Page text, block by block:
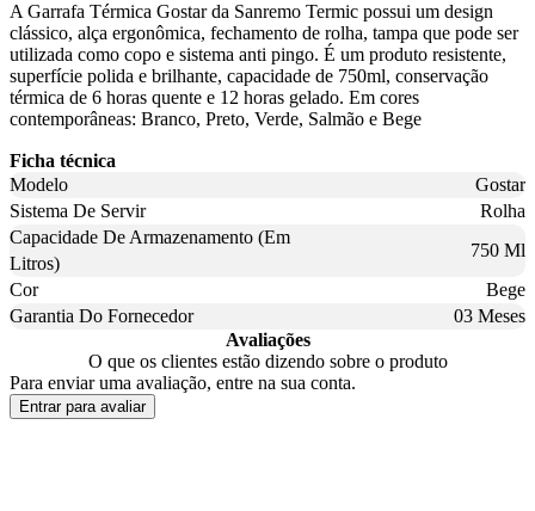
A Garrafa Térmica Gostar da Sanremo Termic possui um design
clássico, alça ergonômica, fechamento de rolha, tampa que pode ser
utilizada como copo e sistema anti pingo. É um produto resistente,
superfície polida e brilhante, capacidade de 750ml, conservação
térmica de 6 horas quente e 12 horas gelado. Em cores
contemporâneas: Branco, Preto, Verde, Salmão e Bege
Ficha técnica
Modelo
Gostar
Sistema De Servir
Rolha
Capacidade De Armazenamento (Em
Litros)
750 Ml
Cor
Bege
Garantia Do Fornecedor
03 Meses
Avaliações
O que os clientes estão dizendo sobre o produto
Para enviar uma avaliação, entre na sua conta.
Entrar para avaliar